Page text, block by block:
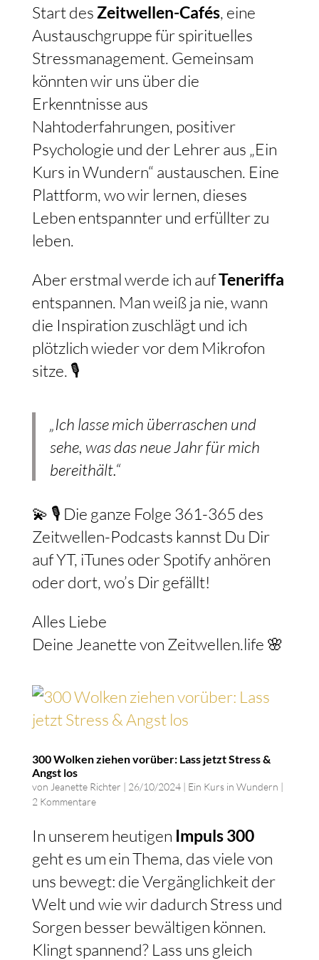
Start des Zeitwellen-Cafés, eine
Austauschgruppe für spirituelles
Stressmanagement. Gemeinsam
könnten wir uns über die
Erkenntnisse aus
Nahtoderfahrungen, positiver
Psychologie und der Lehrer aus „Ein
Kurs in Wundern“ austauschen. Eine
Plattform, wo wir lernen, dieses
Leben entspannter und erfüllter zu
leben.
Aber erstmal werde ich aufTeneriffa
entspannen. Man weiß ja nie, wann
die Inspiration zuschlägt und ich
plötzlich wieder vor dem Mikrofon
sitze. 🎙️
„Ich lasse mich überraschen und
sehe, was das neue Jahr für mich
bereithält.“
💫 🎙️ Die ganze Folge 361-365 des
Zeitwellen-Podcasts kannst Du Dir
auf YT, iTunes oder Spotify anhören
oder dort, wo’s Dir gefällt!
Alles Liebe
Deine Jeanette von Zeitwellen.life 🌸
300 Wolken ziehen vorüber: Lass jetzt Stress &
Angst los
von Jeanette Richter | 26/10/2024| Ein Kurs in Wundern |
2 Kommentare
In unserem heutigen Impuls 300
geht es um ein Thema, das viele von
uns bewegt: die Vergänglichkeit der
Welt und wie wir dadurch Stress und
Sorgen besser bewältigen können.
Klingt spannend? Lass uns gleich